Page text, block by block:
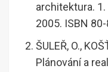
architektura. 1.
2005. ISBN
ŠULEŘ, O.,
Plánování a